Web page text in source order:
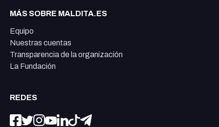
MÁS SOBRE MALDITA.ES
Equipo
Nuestras cuentas
Transparencia de la organización
La Fundación
REDES